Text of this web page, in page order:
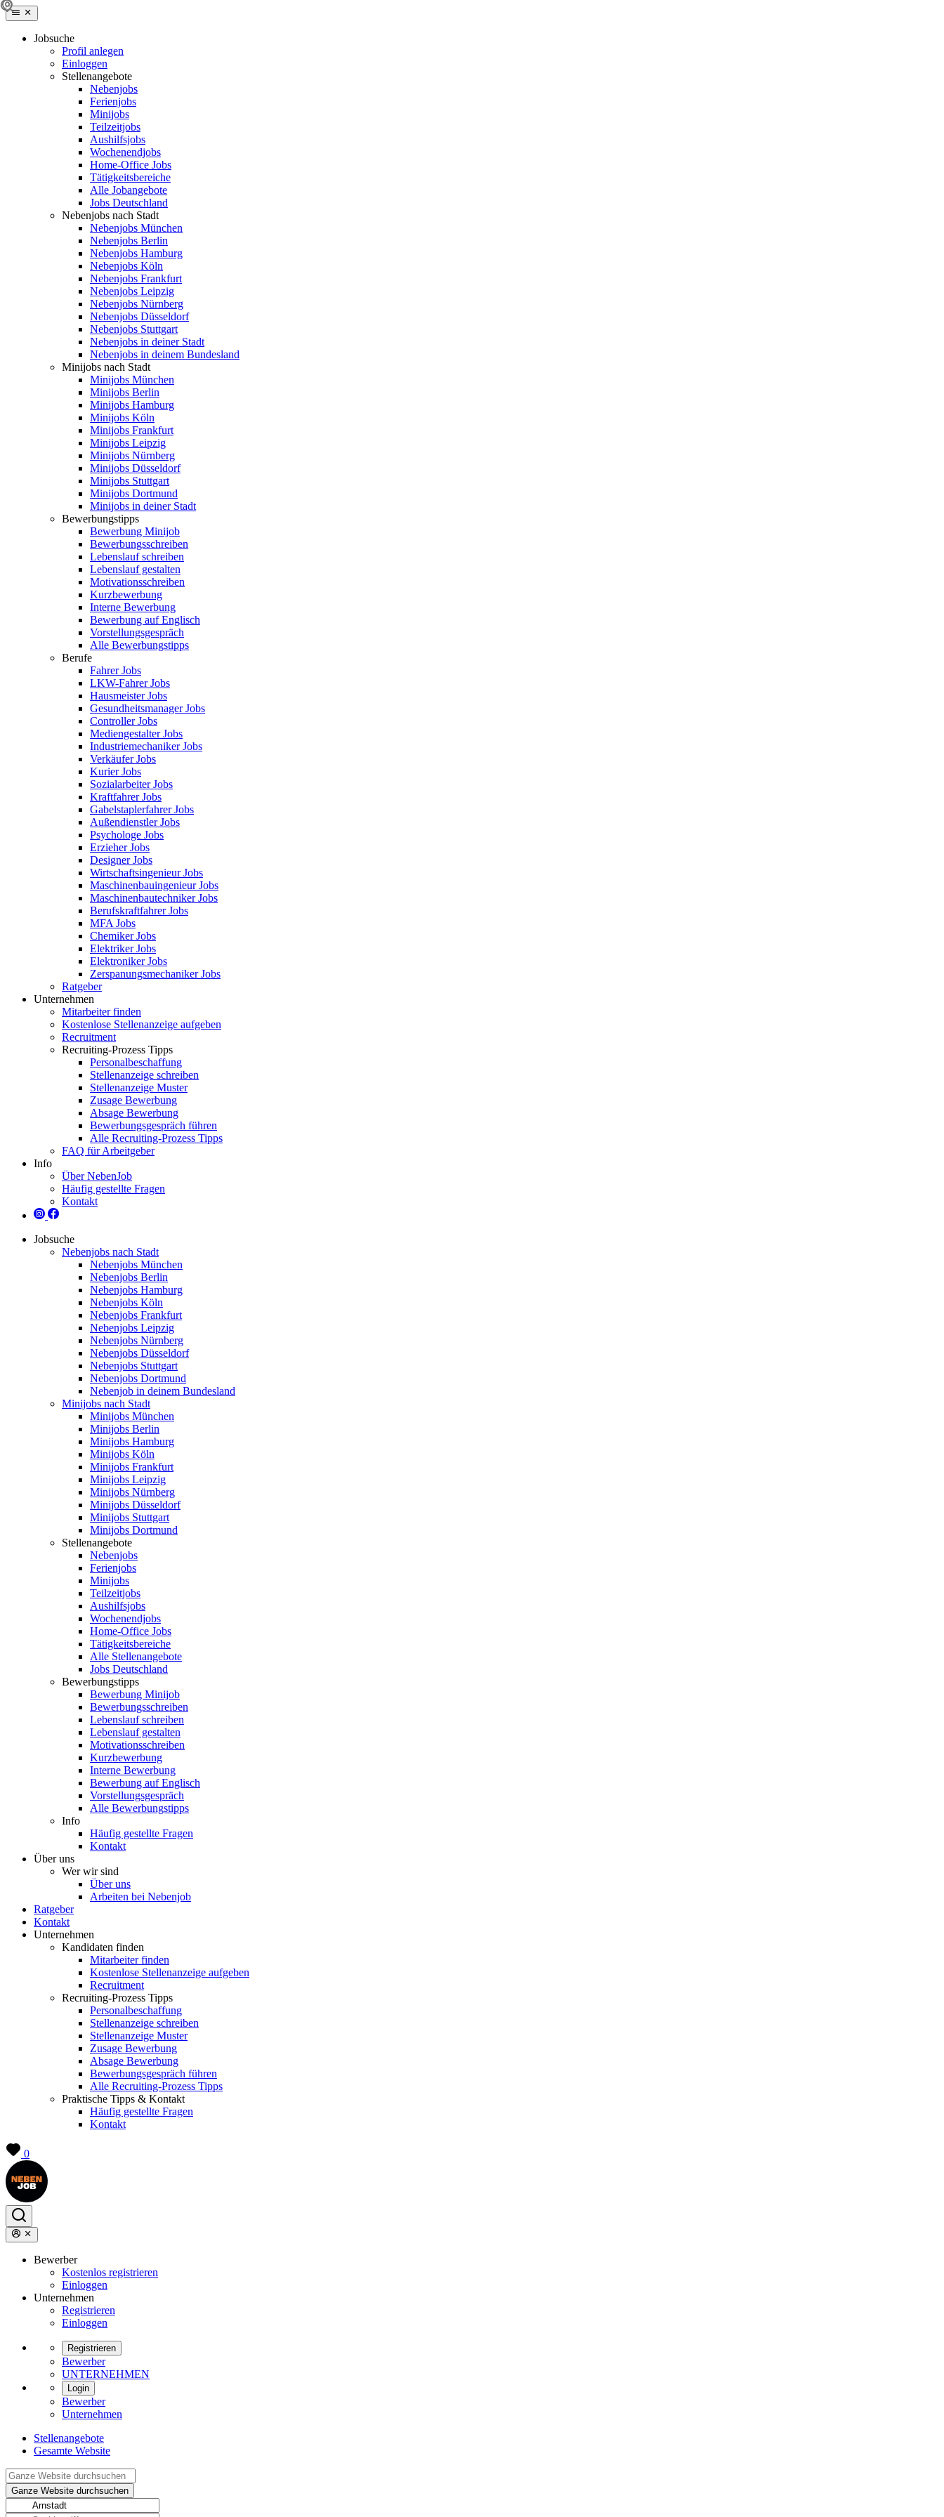
Jobsuche
Profil anlegen
Einloggen
Stellenangebote
Nebenjobs
Ferienjobs
Minijobs
Teilzeitjobs
Aushilfsjobs
Wochenendjobs
Home-Office Jobs
Tätigkeitsbereiche
Alle Jobangebote
Jobs Deutschland
Nebenjobs nach Stadt
Nebenjobs München
Nebenjobs Berlin
Nebenjobs Hamburg
Nebenjobs Köln
Nebenjobs Frankfurt
Nebenjobs Leipzig
Nebenjobs Nürnberg
Nebenjobs Düsseldorf
Nebenjobs Stuttgart
Nebenjobs in deiner Stadt
Nebenjobs in deinem Bundesland
Minijobs nach Stadt
Minijobs München
Minijobs Berlin
Minijobs Hamburg
Minijobs Köln
Minijobs Frankfurt
Minijobs Leipzig
Minijobs Nürnberg
Minijobs Düsseldorf
Minijobs Stuttgart
Minijobs Dortmund
Minijobs in deiner Stadt
Bewerbungstipps
Bewerbung Minijob
Bewerbungsschreiben
Lebenslauf schreiben
Lebenslauf gestalten
Motivationsschreiben
Kurzbewerbung
Interne Bewerbung
Bewerbung auf Englisch
Vorstellungsgespräch
Alle Bewerbungstipps
Berufe
Fahrer Jobs
LKW-Fahrer Jobs
Hausmeister Jobs
Gesundheitsmanager Jobs
Controller Jobs
Mediengestalter Jobs
Industriemechaniker Jobs
Verkäufer Jobs
Kurier Jobs
Sozialarbeiter Jobs
Kraftfahrer Jobs
Gabelstaplerfahrer Jobs
Außendienstler Jobs
Psychologe Jobs
Erzieher Jobs
Designer Jobs
Wirtschaftsingenieur Jobs
Maschinenbauingenieur Jobs
Maschinenbautechniker Jobs
Berufskraftfahrer Jobs
MFA Jobs
Chemiker Jobs
Elektriker Jobs
Elektroniker Jobs
Zerspanungsmechaniker Jobs
Ratgeber
Unternehmen
Mitarbeiter finden
Kostenlose Stellenanzeige aufgeben
Recruitment
Recruiting-Prozess Tipps
Personalbeschaffung
Stellenanzeige schreiben
Stellenanzeige Muster
Zusage Bewerbung
Absage Bewerbung
Bewerbungsgespräch führen
Alle Recruiting-Prozess Tipps
FAQ für Arbeitgeber
Info
Über NebenJob
Häufig gestellte Fragen
Kontakt
Jobsuche
Nebenjobs nach Stadt
Nebenjobs München
Nebenjobs Berlin
Nebenjobs Hamburg
Nebenjobs Köln
Nebenjobs Frankfurt
Nebenjobs Leipzig
Nebenjobs Nürnberg
Nebenjobs Düsseldorf
Nebenjobs Stuttgart
Nebenjobs Dortmund
Nebenjob in deinem Bundesland
Minijobs nach Stadt
Minijobs München
Minijobs Berlin
Minijobs Hamburg
Minijobs Köln
Minijobs Frankfurt
Minijobs Leipzig
Minijobs Nürnberg
Minijobs Düsseldorf
Minijobs Stuttgart
Minijobs Dortmund
Stellenangebote
Nebenjobs
Ferienjobs
Minijobs
Teilzeitjobs
Aushilfsjobs
Wochenendjobs
Home-Office Jobs
Tätigkeitsbereiche
Alle Stellenangebote
Jobs Deutschland
Bewerbungstipps
Bewerbung Minijob
Bewerbungsschreiben
Lebenslauf schreiben
Lebenslauf gestalten
Motivationsschreiben
Kurzbewerbung
Interne Bewerbung
Bewerbung auf Englisch
Vorstellungsgespräch
Alle Bewerbungstipps
Info
Häufig gestellte Fragen
Kontakt
Über uns
Wer wir sind
Über uns
Arbeiten bei Nebenjob
Ratgeber
Kontakt
Unternehmen
Kandidaten finden
Mitarbeiter finden
Kostenlose Stellenanzeige aufgeben
Recruitment
Recruiting-Prozess Tipps
Personalbeschaffung
Stellenanzeige schreiben
Stellenanzeige Muster
Zusage Bewerbung
Absage Bewerbung
Bewerbungsgespräch führen
Alle Recruiting-Prozess Tipps
Praktische Tipps & Kontakt
Häufig gestellte Fragen
Kontakt
0
Bewerber
Kostenlos registrieren
Einloggen
Unternehmen
Registrieren
Einloggen
Registrieren
Bewerber
UNTERNEHMEN
Login
Bewerber
Unternehmen
Stellenangebote
Gesamte Website